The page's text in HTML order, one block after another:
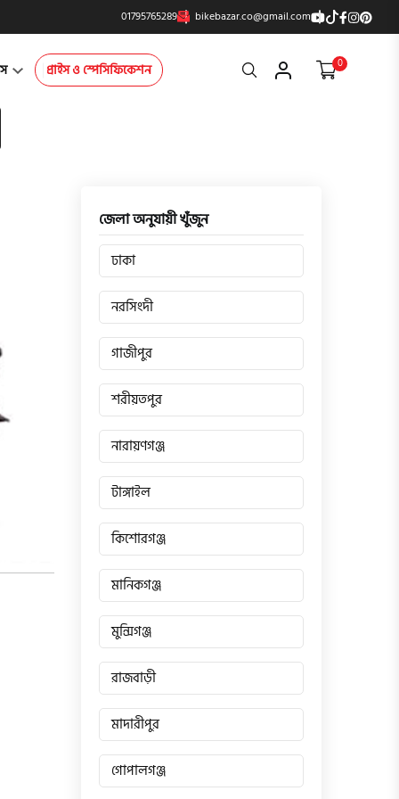
01795765289 bikebazar.co@gmail.com
প্রাইস ও স্পেসিফিকেশন Search 0
জেলা অনুযায়ী খুঁজুন
ঢাকা
নরসিংদী
গাজীপুর
শরীয়তপুর
নারায়ণগঞ্জ
টাঙ্গাইল
কিশোরগঞ্জ
মানিকগঞ্জ
মুন্সিগঞ্জ
রাজবাড়ী
মাদারীপুর
গোপালগঞ্জ